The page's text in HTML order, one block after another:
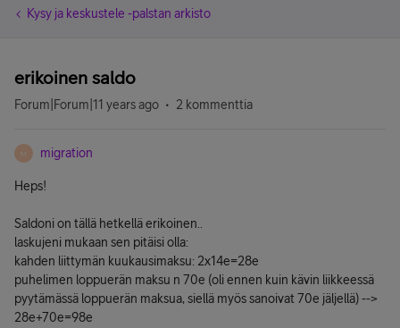
Kysy ja keskustele -palstan arkisto
erikoinen saldo
Forum|Forum|11 years ago 2 kommenttia
M migration
Heps!
Saldoni on tällä hetkellä erikoinen..
laskujeni mukaan sen pitäisi olla:
kahden liittymän kuukausimaksu: 2x14e=28e
puhelimen loppuerän maksu n 70e (oli ennen kuin kävin liikkeessä
pyytämässä loppuerän maksua, siellä myös sanoivat 70e jäljellä) -->
28e+70e=98e